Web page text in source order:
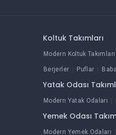
Koltuk Takımları
Modern Koltuk Takımları
Berjerler Puflar
Yatak Odası
Modern Yatak Odaları
Yemek Odası
Modern Yemek Odaları